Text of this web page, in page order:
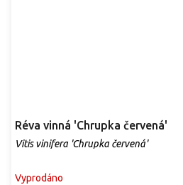
Réva vinná 'Chrupka červená'
Vitis vinifera 'Chrupka červená'
Vyprodáno